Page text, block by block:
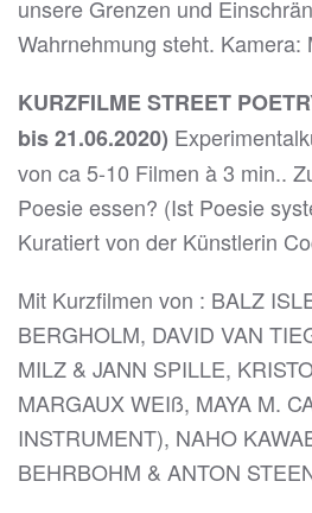
unsere Grenzen und
Wahrnehmung steht. Kamera:
KURZFILME STREET
bis 21.06.2020)
von ca 5-10 Filmen à 3 min..
Poesie essen? (Ist Poesie
Kuratiert von der Künstlerin
Mit Kurzfilmen von : BALZ
BERGHOLM, DAVID VAN
MILZ & JANN SPILLE,
MARGAUX WEIß, MAYA M.
INSTRUMENT), NAHO
BEHRBOHM & ANTON